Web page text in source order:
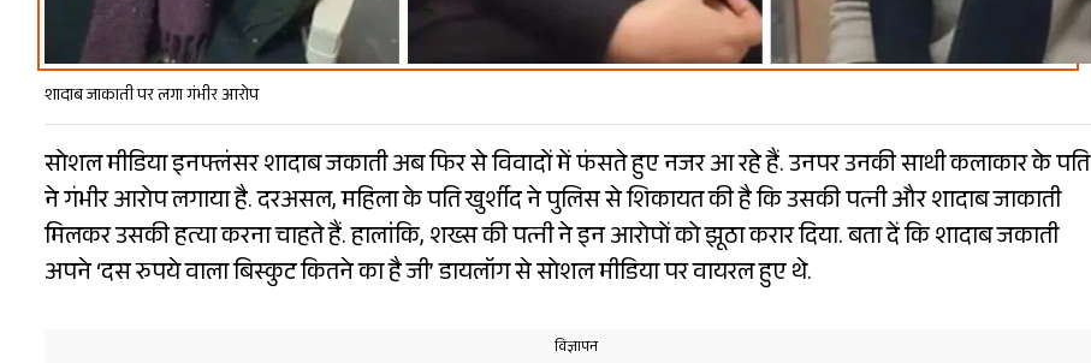
शादाब जाकाती पर लगा गंभीर आरोप
सोशल मीडिया इनफ्लंसर शादाब जकाती अब फिर से विवादों में फंसते हुए नजर आ रहे हैं. उनपर उनकी साथी कलाकार के पति
ने गंभीर आरोप लगाया है. दरअसल, महिला के पति खुर्शीद ने पुलिस से शिकायत की है कि उसकी पत्नी और शादाब जाकाती
मिलकर उसकी हत्या करना चाहते हैं. हालांकि, शख्स की पत्नी ने इन आरोपों को झूठा करार दिया. बता दें कि शादाब जकाती
अपने ‘दस रुपये वाला बिस्कुट कितने का है जी’ डायलॉग से सोशल मीडिया पर वायरल हुए थे.